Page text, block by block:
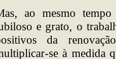
ao mesmo
e grato, o
da
se à medida